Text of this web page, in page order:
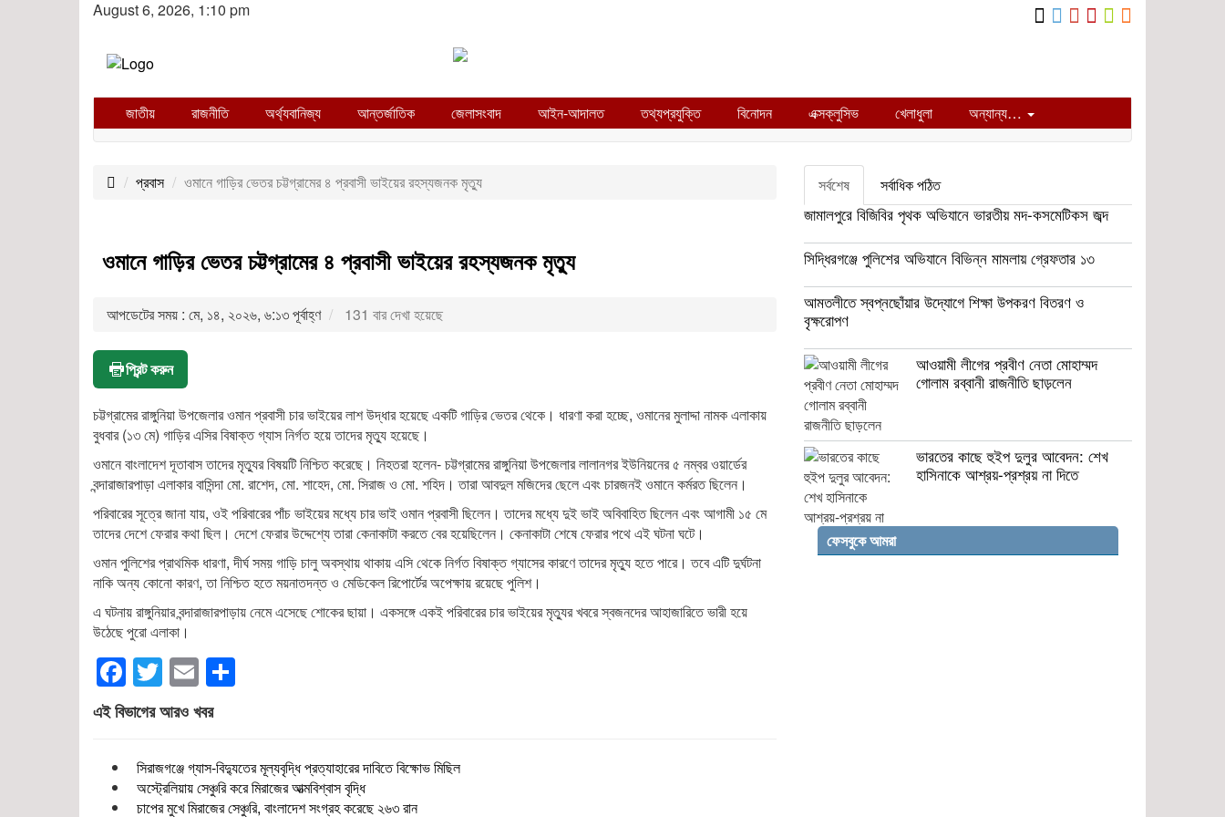
August 6, 2026, 1:10 pm
জাতীয় রাজনীতি অর্থ্যবানিজ্য আন্তর্জাতিক জেলাসংবাদ আইন-আদালত তথ্যপ্রযুক্তি বিনোদন এক্সক্লুসিভ খেলাধুলা অন্যান্য…
প্রবাস ওমানে গাড়ির ভেতর চট্টগ্রামের ৪ প্রবাসী ভাইয়ের রহস্যজনক মৃত্যু
ওমানে গাড়ির ভেতর চট্টগ্রামের ৪ প্রবাসী ভাইয়ের রহস্যজনক মৃত্যু
আপডেটের সময় : মে, ১৪, ২০২৬, ৬:১৩ পূর্বাহ্ণ 131 বার দেখা হয়েছে
প্রিন্ট করুন
চট্টগ্রামের রাঙ্গুনিয়া উপজেলার ওমান প্রবাসী চার ভাইয়ের লাশ উদ্ধার হয়েছে একটি গাড়ির ভেতর থেকে। ধারণা করা হচ্ছে, ওমানের মুলাদ্দা নামক এলাকায়
বুধবার (১৩ মে) গাড়ির এসির বিষাক্ত গ্যাস নির্গত হয়ে তাদের মৃত্যু হয়েছে।
ওমানে বাংলাদেশ দূতাবাস তাদের মৃত্যুর বিষয়টি নিশ্চিত করেছে। নিহতরা হলেন- চট্টগ্রামের রাঙ্গুনিয়া উপজেলার লালানগর ইউনিয়নের ৫ নম্বর ওয়ার্ডের
বন্দারাজারপাড়া এলাকার বাসিন্দা মো. রাশেদ, মো. শাহেদ, মো. সিরাজ ও মো. শহিদ। তারা আবদুল মজিদের ছেলে এবং চারজনই ওমানে কর্মরত ছিলেন।
পরিবারের সূত্রে জানা যায়, ওই পরিবারের পাঁচ ভাইয়ের মধ্যে চার ভাই ওমান প্রবাসী ছিলেন। তাদের মধ্যে দুই ভাই অবিবাহিত ছিলেন এবং আগামী ১৫ মে
তাদের দেশে ফেরার কথা ছিল। দেশে ফেরার উদ্দেশ্যে তারা কেনাকাটা করতে বের হয়েছিলেন। কেনাকাটা শেষে ফেরার পথে এই ঘটনা ঘটে।
ওমান পুলিশের প্রাথমিক ধারণা, দীর্ঘ সময় গাড়ি চালু অবস্থায় থাকায় এসি থেকে নির্গত বিষাক্ত গ্যাসের কারণে তাদের মৃত্যু হতে পারে। তবে এটি দুর্ঘটনা
নাকি অন্য কোনো কারণ, তা নিশ্চিত হতে ময়নাতদন্ত ও মেডিকেল রিপোর্টের অপেক্ষায় রয়েছে পুলিশ।
এ ঘটনায় রাঙ্গুনিয়ার বন্দারাজারপাড়ায় নেমে এসেছে শোকের ছায়া। একসঙ্গে একই পরিবারের চার ভাইয়ের মৃত্যুর খবরে স্বজনদের আহাজারিতে ভারী হয়ে
উঠেছে পুরো এলাকা।
Facebook
Twitter
Email
এই বিভাগের আরও খবর
সিরাজগঞ্জে গ্যাস-বিদ্যুতের মূল্যবৃদ্ধি প্রত্যাহারের দাবিতে বিক্ষোভ মিছিল
অস্ট্রেলিয়ায় সেঞ্চুরি করে মিরাজের আত্মবিশ্বাস বৃদ্ধি
চাপের মুখে মিরাজের সেঞ্চুরি, বাংলাদেশ সংগ্রহ করেছে ২৬৩ রান
সর্বশেষ সর্বাধিক পঠিত
জামালপুরে বিজিবির পৃথক অভিযানে ভারতীয় মদ-কসমেটিকস জব্দ
সিদ্ধিরগঞ্জে পুলিশের অভিযানে বিভিন্ন মামলায় গ্রেফতার ১৩
আমতলীতে স্বপ্নছোঁয়ার উদ্যোগে শিক্ষা উপকরণ বিতরণ ও
বৃক্ষরোপণ
আওয়ামী লীগের প্রবীণ নেতা মোহাম্মদ
গোলাম রব্বানী রাজনীতি ছাড়লেন
ভারতের কাছে হুইপ দুলুর আবেদন: শেখ
হাসিনাকে আশ্রয়-প্রশ্রয় না দিতে
ফেসবুকে আমরা